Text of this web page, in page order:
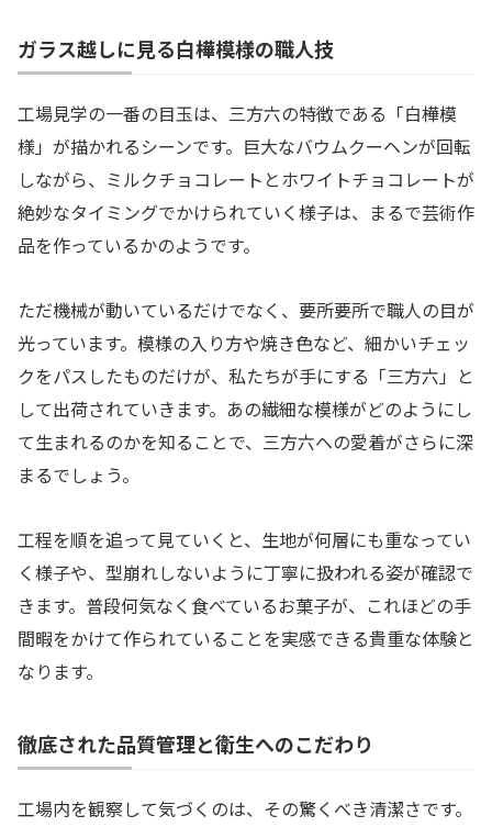
ガラス越しに見る白樺模様の職人技
工場見学の一番の目玉は、三方六の特徴である「白樺模
様」が描かれるシーンです。巨大なバウムクーヘンが回転
しながら、ミルクチョコレートとホワイトチョコレートが
絶妙なタイミングでかけられていく様子は、まるで芸術作
品を作っているかのようです。
ただ機械が動いているだけでなく、要所要所で職人の目が
光っています。模様の入り方や焼き色など、細かいチェッ
クをパスしたものだけが、私たちが手にする「三方六」と
して出荷されていきます。あの繊細な模様がどのようにし
て生まれるのかを知ることで、三方六への愛着がさらに深
まるでしょう。
工程を順を追って見ていくと、生地が何層にも重なってい
く様子や、型崩れしないように丁寧に扱われる姿が確認で
きます。普段何気なく食べているお菓子が、これほどの手
間暇をかけて作られていることを実感できる貴重な体験と
なります。
徹底された品質管理と衛生へのこだわり
工場内を観察して気づくのは、その驚くべき清潔さです。